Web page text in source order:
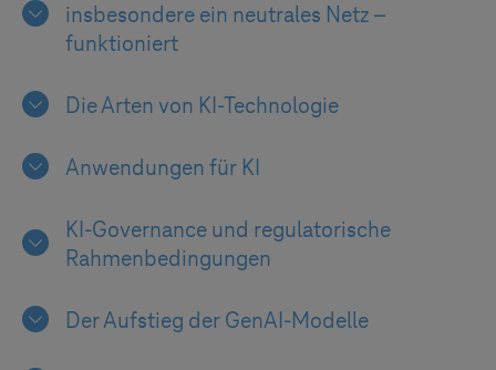
insbesondere ein neutrales Netz –
funktioniert
Die Arten von KI-Technologie
Anwendungen für KI
KI-Governance und regulatorische
Rahmenbedingungen
Der Aufstieg der GenAI-Modelle